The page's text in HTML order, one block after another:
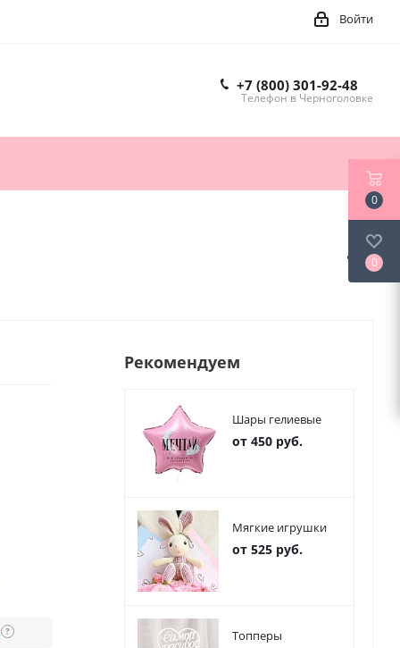
Войти
+7 (800) 301-92-48
Телефон в Черноголовке
?
Рекомендуем
Шары гелиевые
от 450 руб.
Мягкие игрушки
от 525 руб.
Топперы
0
0